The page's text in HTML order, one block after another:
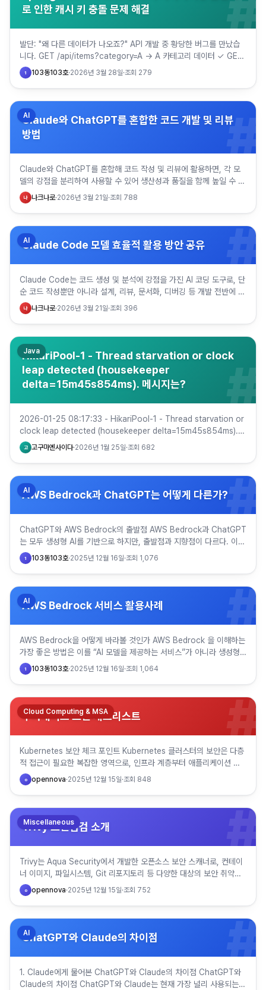
로 인한 캐시 키 충돌 문제 해결
발단: "왜 다른 데이터가 나오죠?" API 개발 중 황당한 버그를 만났습
니다. GET /api/items?category=A → A 카테고리 데이터 ✓ GET
/api/items?category=…
1 103동103호·2026년 3월 28일·조회 279
Claude와 ChatGPT를 혼합한 코드 개발 및 리뷰
방법
#
AI
Claude와 ChatGPT를 혼합해 코드 작성 및 리뷰에 활용하면, 각 모
델의 강점을 분리하여 사용할 수 있어 생산성과 품질을 함께 높일 수 있
습니다. 핵심은 한 모델로 처음부터 끝까지 처리하기보…
나 나크나로·2026년 3월 21일·조회 788
Claude Code 모델 효율적 활용 방안 공유 #
AI
Claude Code는 코드 생성 및 분석에 강점을 가진 AI 코딩 도구로, 단
순 코드 작성뿐만 아니라 설계, 리뷰, 문서화, 디버깅 등 개발 전반에 걸
쳐 활용할 수 있습니다. 다만 구독 플랜에 따…
나 나크나로·2026년 3월 21일·조회 396
HikariPool-1 - Thread starvation or clock
leap detected (housekeeper
delta=15m45s854ms). 메시지는?
#
Java
2026-01-25 08:17:33 - HikariPool-1 - Thread starvation or
clock leap detected (housekeeper delta=15m45s854ms).…
고 고구마엔사이다·2026년 1월 25일·조회 682
AWS Bedrock과 ChatGPT는 어떻게 다른가?#
AI
ChatGPT와 AWS Bedrock의 출발점 AWS Bedrock과 ChatGPT
는 모두 생성형 AI를 기반으로 하지만, 출발점과 지향점이 다르다. 이
둘의 차이는 “어떤 모델이 더 똑똑한가”가 …
1 103동103호·2025년 12월 16일·조회 1,076
AWS Bedrock 서비스 활용사례 #
AI
AWS Bedrock을 어떻게 바라볼 것인가 AWS Bedrock 을 이해하는
가장 좋은 방법은 이를 “AI 모델을 제공하는 서비스”가 아니라 생성형
AI를 실제 업무 시스템 안으로 끌어들이기 위한…
1 103동103호·2025년 12월 16일·조회 1,064
쿠버네티스 보안 체크리스트 #
Cloud Computing & MSA
Kubernetes 보안 체크 포인트 Kubernetes 클러스터의 보안은 다층
적 접근이 필요한 복잡한 영역으로, 인프라 계층부터 애플리케이션 계
층까지 광범위한 보안 통제가 요구된다. 효과적인 보안…
o opennova·2025년 12월 15일·조회 848
Trivy 보안점검 소개 #
Miscellaneous
Trivy는 Aqua Security에서 개발한 오픈소스 보안 스캐너로, 컨테이
너 이미지, 파일시스템, Git 리포지토리 등 다양한 대상의 보안 취약점
을 탐지하는 도구이다. 클라우드 네이티브 환경에…
o opennova·2025년 12월 15일·조회 752
ChatGPT와 Claude의 차이점 #
AI
1. Claude에게 물어본 ChatGPT와 Claude의 차이점 ChatGPT와
Claude의 차이점 ChatGPT와 Claude는 현재 가장 널리 사용되는